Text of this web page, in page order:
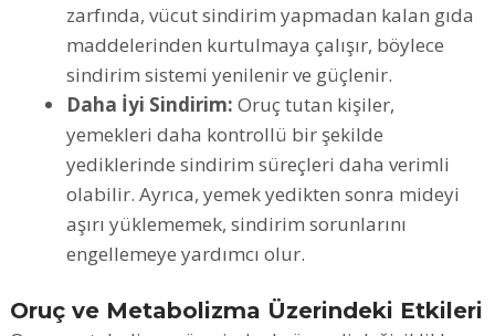
zarfında, vücut sindirim yapmadan kalan gıda
maddelerinden kurtulmaya çalışır, böylece
sindirim sistemi yenilenir ve güçlenir.
Daha İyi Sindirim: Oruç tutan kişiler,
yemekleri daha kontrollü bir şekilde
yediklerinde sindirim süreçleri daha verimli
olabilir. Ayrıca, yemek yedikten sonra mideyi
aşırı yüklememek, sindirim sorunlarını
engellemeye yardımcı olur.
Oruç ve Metabolizma Üzerindeki Etkileri